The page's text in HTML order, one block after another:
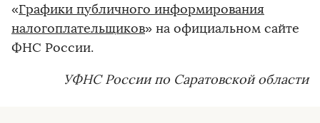
«Графики публичного информирования
налогоплательщиков» на официальном сайте
ФНС России.
УФНС России по Саратовской области